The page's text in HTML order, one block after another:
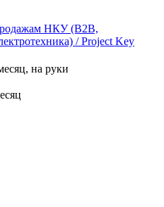
НКУ (B2B,
/ Project Key
на руки